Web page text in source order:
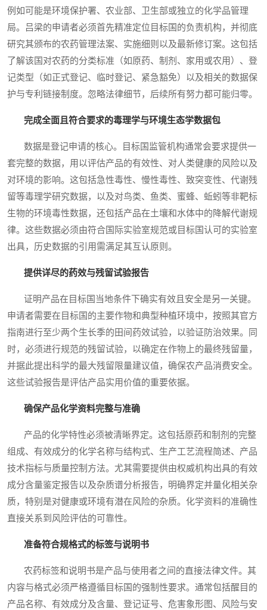
例如可能是环境保护署、农业部、卫生部或独立的化学品管理
局。吕梁的申请者必须首先精准定位目标国的负责机构，并彻底
研究其颁布的农药管理法案、实施细则以及最新修订案。这包括
了解该国对农药的分类标准（如原药、制剂、家用或农用）、登
记类型（如正式登记、临时登记、紧急豁免）以及相关的数据保
护与专利链接制度。忽略法律细节，后续所有努力都可能归零。
完成全面且符合要求的毒理学与环境生态学数据包
数据是登记申请的核心。目标国监管机构通常会要求提供一
套完整的数据，用以评估产品的有效性、对人类健康的风险以及
对环境的影响。这包括急性毒性、慢性毒性、致突变性、代谢残
留等毒理学研究数据，以及对鸟类、鱼类、蜜蜂、蚯蚓等非靶标
生物的环境毒性数据，还包括产品在土壤和水体中的降解代谢规
律。这些数据必须由符合国际实验室规范或目标国认可的实验室
出具，历史数据的引用需满足其互认原则。
提供详尽的药效与残留试验报告
证明产品在目标国当地条件下确实有效且安全是另一关键。
申请者需要在目标国的主要作物和典型种植环境中，按照其官方
指南进行至少两个生长季的田间药效试验，以验证防治效果。同
时，必须进行规范的残留试验，以确定在作物上的最终残留量，
并据此提出科学的最大残留限量建议值，确保农产品消费安全。
这些试验报告是评估产品实用价值的重要依据。
确保产品化学资料完整与准确
产品的化学特性必须被清晰界定。这包括原药和制剂的完整
组成、有效成分的化学名称与结构式、生产工艺流程简述、产品
技术指标与质量控制方法。尤其需要提供由权威机构出具的有效
成分含量鉴定报告以及杂质谱分析报告，明确界定并量化相关杂
质，特别是对健康或环境有潜在风险的杂质。化学资料的准确性
直接关系到风险评估的可靠性。
准备符合规格式的标签与说明书
农药标签和说明书是产品与使用者之间的直接法律文件。其
内容与格式必须严格遵循目标国的强制性要求。通常包括醒目的
产品名称、有效成分及含量、登记证号、危害象形图、风险与安